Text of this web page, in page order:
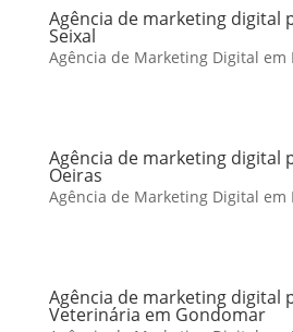
Agência de marketing digital
Seixal
Agência de Marketing Digital em
Agência de marketing digital
Oeiras
Agência de Marketing Digital em
Agência de marketing digital
Veterinária em Gondomar